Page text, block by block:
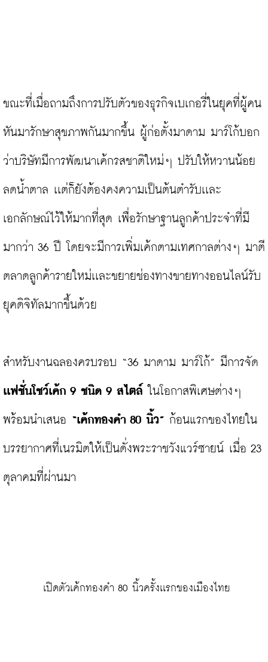
ขณะที่เมื่อถามถึงการปรับตัวของธุรกิจเบเกอรี่ในยุคที่ผู้คน
หันมารักษาสุขภาพกันมากขึ้น ผู้ก่อตั้งมาดาม มาร์โก้บอก
ว่าบริษัทมีการพัฒนาเค้กรสชาติใหม่ๆ ปรับให้หวานน้อย
ลดน้ำตาล เเต่ก็ยังต้องคงความเป็นต้นตำรับเเละ
เอกลักษณ์ไว้ให้มากที่สุด เพื่อรักษาฐานลูกค้าประจำที่มี
มากว่า 36 ปี โดยจะมีการเพิ่มเค้กตามเทศกาลต่างๆ มาตี
ตลาดลูกค้ารายใหม่เเละขยายช่องทางขายทางออนไลน์รับ
ยุคดิจิทัลมากขึ้นด้วย
สำหรับงานฉลองครบรอบ “36 มาดาม มาร์โก้” มีการจัด
เเฟชั่นโชว์เค้ก 9 ชนิด 9 สไตล์ ในโอกาสพิเศษต่างๆ
พร้อมนำเสนอ “เค้กทองคำ 80 นิ้ว” ก้อนแรกของไทยใน
บรรยากาศที่เนรมิตให้เป็นดั่งพระราชวังแวร์ซายน์ เมื่อ 23
ตุลาคมที่ผ่านมา
เปิดตัวเค้กทองคำ 80 นิ้วครั้งเเรกของเมืองไทย